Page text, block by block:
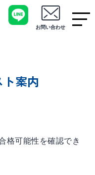
お問い合わせ
案内
格可能性を確認でき